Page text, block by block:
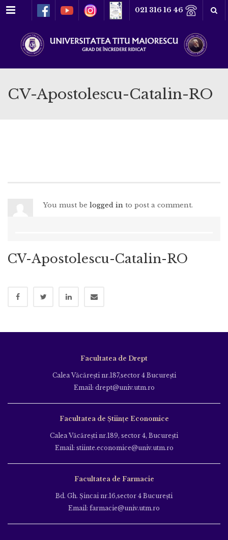
Meniu 021 316 16 46
CV-Apostolescu-Catalin-RO
You must be logged in to post a comment.
CV-Apostolescu-Catalin-RO
Facultatea de Drept
Calea Văcăreşti nr.187,sector 4 Bucureşti
Email: drept@univ.utm.ro
Facultatea de Științe Economice
Calea Văcăreşti nr.189, sector 4, Bucureşti
Email: stiinte.economice@univ.utm.ro
Facultatea de Farmacie
Bd. Gh. Şincai nr.16,sector 4 Bucureşti
Email: farmacie@univ.utm.ro